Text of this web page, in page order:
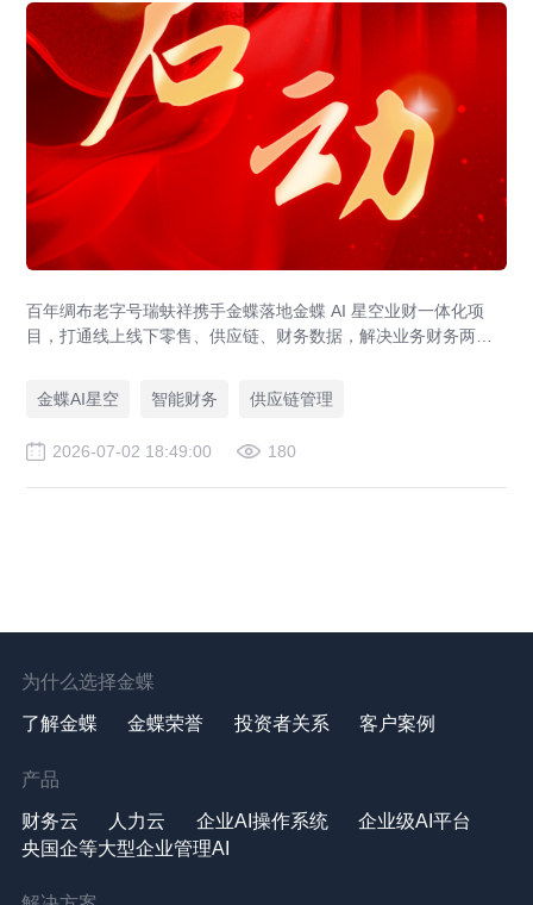
百年绸布老字号瑞蚨祥携手金蝶落地金蝶 AI 星空业财一体化项
目，打通线上线下零售、供应链、财务数据，解决业务财务两张
金蝶AI星空
智能财务 供应链管理
2026-07-02 18:49:00 180
为什么选择金蝶
了解金蝶 金蝶荣誉 投资者关系 客户案例
产品
财务云 人力云 企业AI操作系统
企业级AI平台
央国企等大型企业管理AI